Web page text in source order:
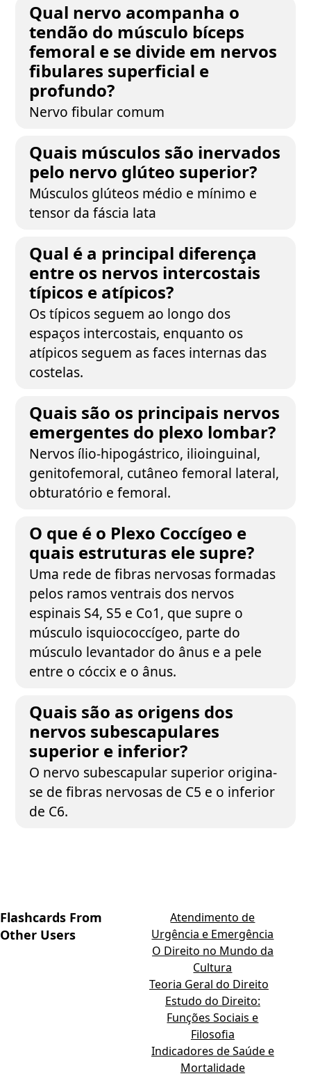
Qual nervo acompanha o
tendão do músculo bíceps
femoral e se divide em nervos
fibulares superficial e
profundo?
Nervo fibular comum
Quais músculos são inervados
pelo nervo glúteo superior?
Músculos glúteos médio e mínimo e
tensor da fáscia lata
Qual é a principal diferença
entre os nervos intercostais
típicos e atípicos?
Os típicos seguem ao longo dos
espaços intercostais, enquanto os
atípicos seguem as faces internas das
costelas.
Quais são os principais nervos
emergentes do plexo lombar?
Nervos ílio-hipogástrico, ilioinguinal,
genitofemoral, cutâneo femoral lateral,
obturatório e femoral.
O que é o Plexo Coccígeo e
quais estruturas ele supre?
Uma rede de fibras nervosas formadas
pelos ramos ventrais dos nervos
espinais S4, S5 e Co1, que supre o
músculo isquiococcígeo, parte do
músculo levantador do ânus e a pele
entre o cóccix e o ânus.
Quais são as origens dos
nervos subescapulares
superior e inferior?
O nervo subescapular superior origina-
se de fibras nervosas de C5 e o inferior
de C6.
Flashcards From
Other Users
Atendimento de
Urgência e Emergência
O Direito no Mundo da
Cultura
Teoria Geral do Direito
Estudo do Direito:
Funções Sociais e
Filosofia
Indicadores de Saúde e
Mortalidade